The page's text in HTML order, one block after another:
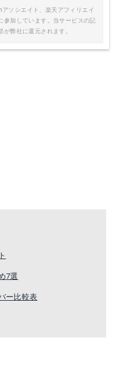
ソシエイト、楽天アフィリエイ
参加しています。当サービスの記
弊社に還元されます。
7選
ー比較表
楽天で詳細を見る